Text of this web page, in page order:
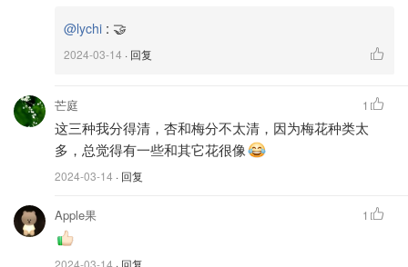
從花瓣來分辨：
🌸 梅：花瓣前端呈⭕️圓圓的。單獨開花、花朵不會長在一
🍑 桃：花瓣前端呈水滴💧狀、一次會長2朵花、花莖較櫻花
@lychi : 🤝
2024-03-14 · 回复
芒庭
这三种我分得清，杏和梅分不太清，因为梅花种类太
多，总觉得有一些和其它花很像
2024-03-14 · 回复
1
Apple果 1